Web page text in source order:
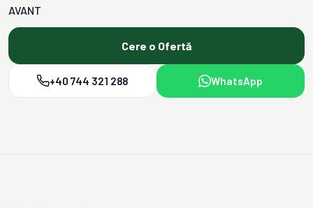
AVANT
Cere o Ofertă
+40 744 321 288 WhatsApp